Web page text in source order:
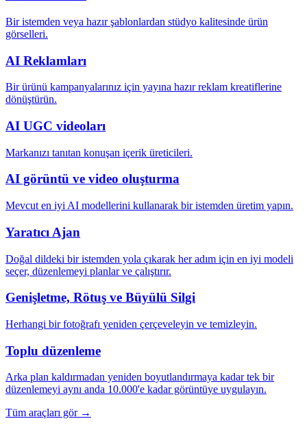
Bir istemden veya hazır şablonlardan stüdyo kalitesinde ürün
görselleri.
AI Reklamları
Bir ürünü kampanyalarınız için yayına hazır reklam kreatiflerine
dönüştürün.
AI UGC videoları
Markanızı tanıtan konuşan içerik üreticileri.
AI görüntü ve video oluşturma
Mevcut en iyi AI modellerini kullanarak bir istemden üretim yapın.
Yaratıcı Ajan
Doğal dildeki bir istemden yola çıkarak her adım için en iyi modeli
seçer, düzenlemeyi planlar ve çalıştırır.
Genişletme, Rötuş ve Büyülü Silgi
Herhangi bir fotoğrafı yeniden çerçeveleyin ve temizleyin.
Toplu düzenleme
Arka plan kaldırmadan yeniden boyutlandırmaya kadar tek bir
düzenlemeyi aynı anda 10.000'e kadar görüntüye uygulayın.
Tüm araçları gör→